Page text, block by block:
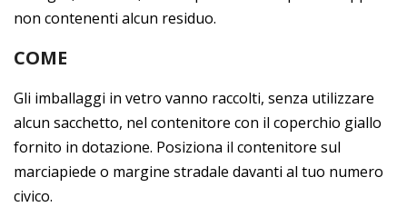
non contenenti alcun residuo.
COME
Gli imballaggi in vetro vanno raccolti, senza utilizzare
alcun sacchetto, nel contenitore con il coperchio giallo
fornito in dotazione. Posiziona il contenitore sul
marciapiede o margine stradale davanti al tuo numero
civico.